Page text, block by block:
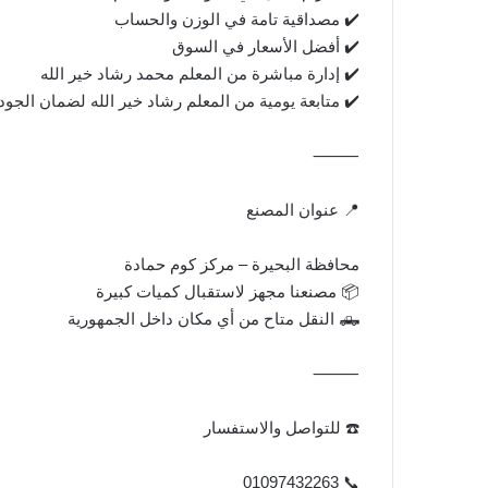
✔️ مصداقية تامة في الوزن والحساب
✔️ أفضل الأسعار في السوق
✔️ إدارة مباشرة من المعلم محمد رشاد خير الله
✔️ متابعة يومية من المعلم رشاد خير الله لضمان
⸻
📍 عنوان المصنع
محافظة البحيرة – مركز كوم حمادة
📦 مصنعنا مجهز لاستقبال كميات كبيرة
🛻 النقل متاح من أي مكان داخل الجمهورية
⸻
☎️ للتواصل والاستفسار
📞 01097432263